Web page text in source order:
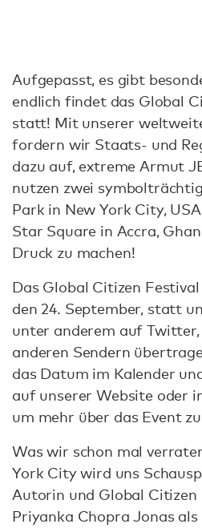
Aufgepasst, es gibt
endlich findet das Global
statt! Mit unserer
fordern wir Staats- und
dazu auf, extreme Armut
nutzen zwei
Park in New York City,
Star Square in Accra,
Druck zu machen!
Das Global Citizen
den 24. September, statt
unter anderem auf Twitter,
anderen Sendern
das Datum im Kalender
auf unserer Website oder
um mehr über das Event
Was wir schon mal
York City wird uns
Autorin und Global
Priyanka Chopra Jonas